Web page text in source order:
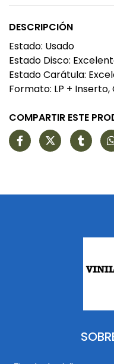
DESCRIPCIÓN
Estado: Usado
Estado Disco:
Estado Carátula:
Formato: LP + Inserto,
COMPARTIR ESTE